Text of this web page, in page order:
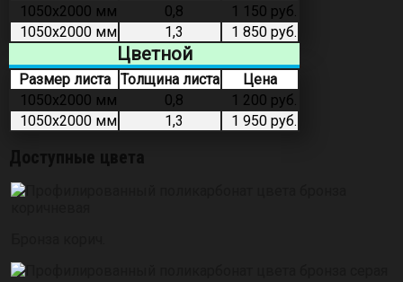
1050х2000 мм
0,8
1 150 руб.
1050х2000 мм
1,3 1 850 руб.
Цветной
Размер листа Толщина листа
Цена
1050х2000 мм
0,8
1 200 руб.
1050х2000 мм
1,3 1 950 руб.
Доступные цвета